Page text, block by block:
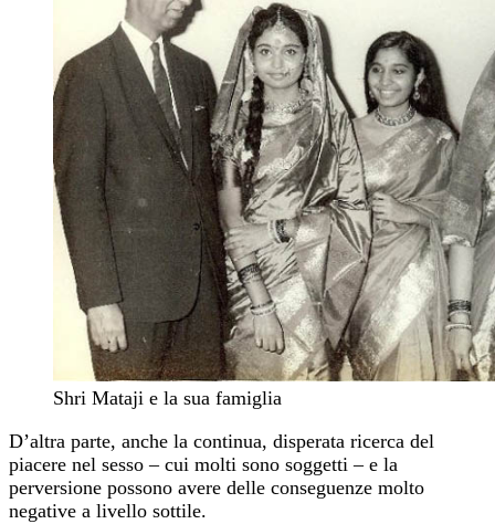
Shri Mataji e la sua famiglia
D’altra parte, anche la continua, disperata ricerca del
piacere nel sesso – cui molti sono soggetti – e la
perversione possono avere delle conseguenze molto
negative a livello sottile.